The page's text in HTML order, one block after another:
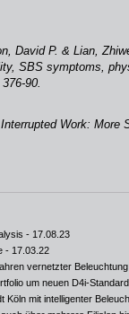
David P. & Lian,
SBS symptoms,
90.
Work: More
- 17.08.23
- 17.03.22
vernetzter Beleuchtung
um neuen D4i-Standard
Köln mit intelligenter